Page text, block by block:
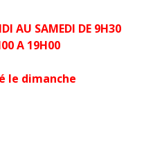
AU SAMEDI DE 9H30
A 19H00
le dimanche